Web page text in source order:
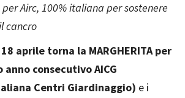
Airc, 100% italiana per sostenere
cancro
aprile torna la MARGHERITA per
anno consecutivo AICG
Centri Giardinaggio) e i